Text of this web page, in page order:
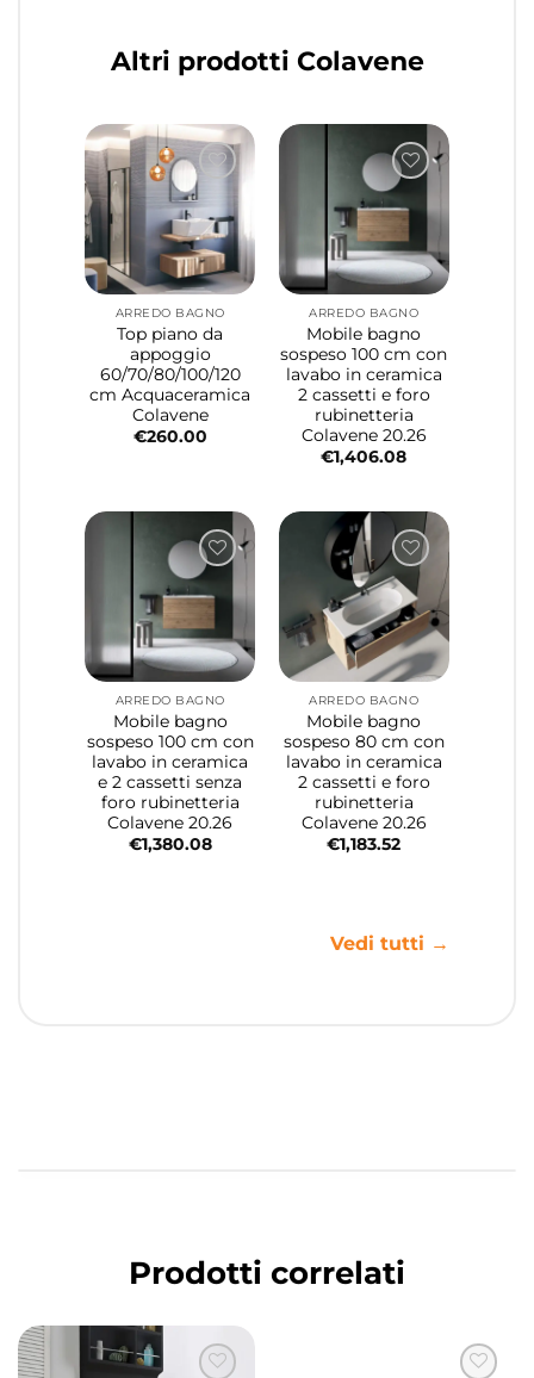
Altri prodotti Colavene
ARREDO BAGNO
Top piano da
appoggio
60/70/80/100/120
cm Acquaceramica
Colavene
€260.00
ARREDO BAGNO
Mobile bagno
sospeso 100 cm con
lavabo in ceramica
2 cassetti e foro
rubinetteria
Colavene 20.26
€1,406.08
ARREDO BAGNO
Mobile bagno
sospeso 100 cm con
lavabo in ceramica
e 2 cassetti senza
foro rubinetteria
Colavene 20.26
€1,380.08
ARREDO BAGNO
Mobile bagno
sospeso 80 cm con
lavabo in ceramica
2 cassetti e foro
rubinetteria
Colavene 20.26
€1,183.52
Vedi tutti →
Prodotti correlati